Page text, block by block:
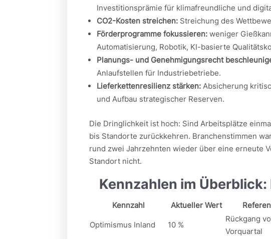
Investitionsprämie für klimafreundliche und
CO2-Kosten streichen: Streichung des
Förderprogramme fokussieren: weniger
Automatisierung, Robotik, KI-basierte
Planungs- und Genehmigungsrecht
Anlaufstellen für Industriebetriebe.
Lieferkettenresilienz stärken: Absicherung
und Aufbau strategischer Reserven.
Die Dringlichkeit ist hoch: Sind Arbeitsplätze
bis Standorte zurückkehren. Branchenstimmen
rund zwei Jahrzehnten wieder über eine erneute
Standort nicht.
Kennzahlen im
Kennzahl Aktueller Wert
Optimismus Inland 10 %
Rückgang
Vorquartal